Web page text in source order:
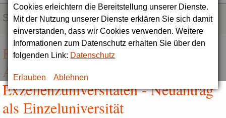
Cookies erleichtern die Bereitstellung unserer Dienste.
Mit der Nutzung unserer Dienste erklären Sie sich damit
einverstanden, dass wir Cookies verwenden. Weitere
Informationen zum Datenschutz erhalten Sie über den
folgenden Link: Datenschutz
Erlauben Ablehnen
SERVICE
Exzellenzstrategie | Kommentiertes
Antragsmuster für die Förderlinie
Exzellenzuniversitäten - Neuantrag
als Einzeluniversität